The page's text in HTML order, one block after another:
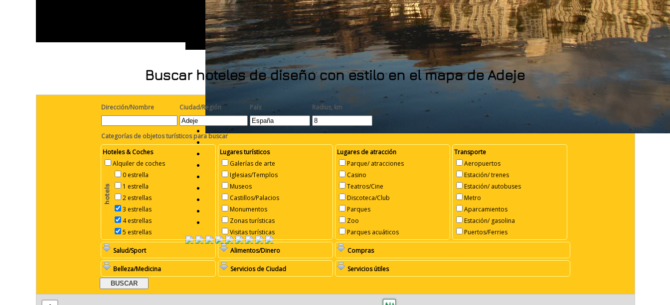
Buscar hoteles de diseño con estilo en el mapa de Adeje
Dirección/Nombre Ciudad/Región País Radius, km
Categorías de objetos turísticos para buscar
Hoteles & Coches
Alquiler de coches
0 estrella
1 estrella
2 estrellas
3 estrellas
4 estrellas
5 estrellas
Lugares turísticos
Galerías de arte
Iglesias/Templos
Museos
Castillos/Palacios
Monumentos
Zonas turísticas
Visitas turísticas
Lugares de atracción
Parque/ atracciones
Casino
Teatros/Cine
Discoteca/Club
Parques
Zoo
Parques acuáticos
Transporte
Aeropuertos
Estación/ trenes
Estación/ autobuses
Metro
Aparcamientos
Estación/ gasolina
Puertos/Ferries
Salud/Sport Alimentos/Dinero Compras
Belleza/Medicina Servicios de Ciudad Servicios útiles